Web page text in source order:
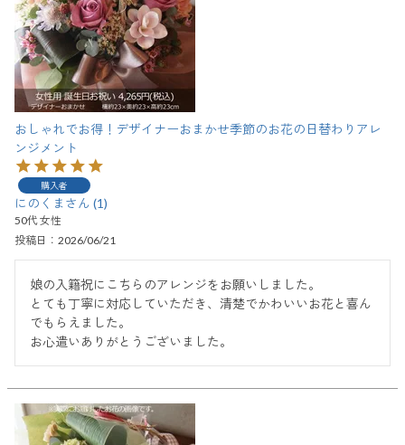
おしゃれでお得！デザイナーおまかせ季節のお花の日替わりアレ
ンジメント
購入者
にのくま 1
50代女性
投稿日
2026/06/21
娘の入籍祝にこちらのアレンジをお願いしました。
とても丁寧に対応していただき、清楚でかわいいお花と喜ん
でもらえました。
お心遣いありがとうございました。